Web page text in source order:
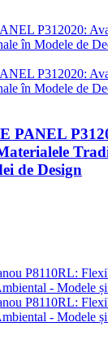
PANEL
de Design